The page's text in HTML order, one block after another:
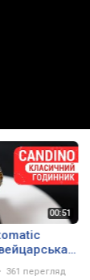
361 перегляд